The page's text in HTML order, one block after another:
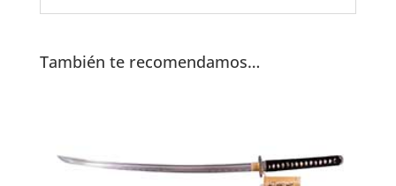
También te recomendamos…